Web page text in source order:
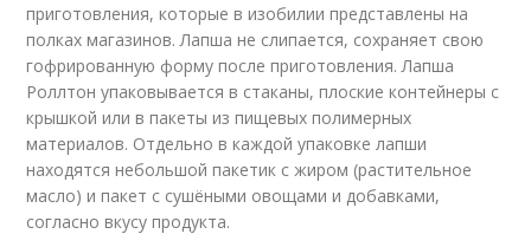
приготовления, которые в изобилии представлены на
полках магазинов. Лапша не слипается, сохраняет свою
гофрированную форму после приготовления. Лапша
Роллтон упаковывается в стаканы, плоские контейнеры с
крышкой или в пакеты из пищевых полимерных
материалов. Отдельно в каждой упаковке лапши
находятся небольшой пакетик с жиром (растительное
масло) и пакет с сушёными овощами и добавками,
согласно вкусу продукта.